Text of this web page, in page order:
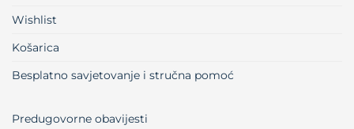
Wishlist
Košarica
Besplatno savjetovanje i stručna pomoć
Predugovorne obavijesti